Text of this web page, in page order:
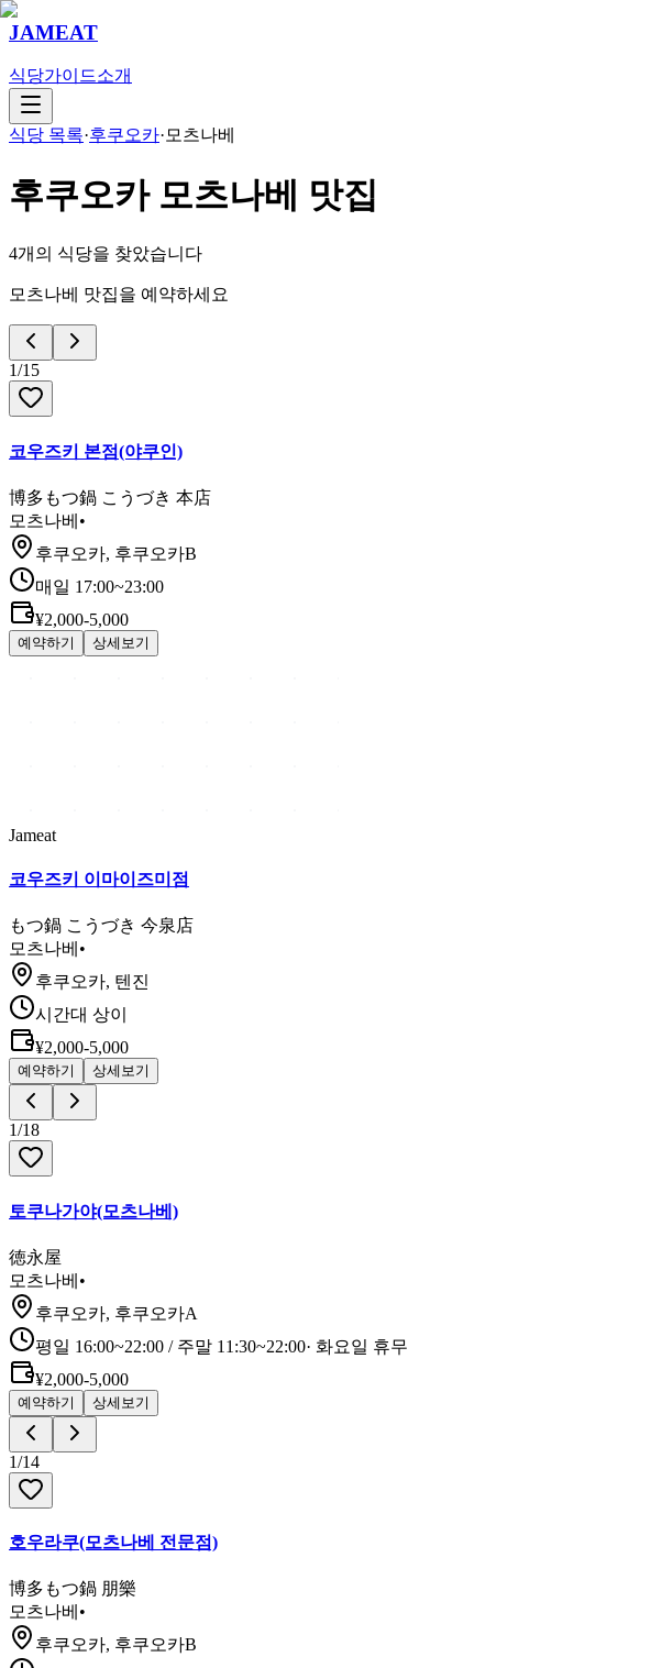
JAMEAT
식당가이드소개
식당 목록·후쿠오카·모츠나베
후쿠오카 모츠나베 맛집
4개의 식당을 찾았습니다
모츠나베 맛집을 예약하세요
1/15
코우즈키 본점(야쿠인)
博多もつ鍋 こうづき 本店
모츠나베 •
후쿠오카, 후쿠오카B
매일 17:00~23:00
¥2,000-5,000
예약하기 상세보기
Jameat
코우즈키 이마이즈미점
もつ鍋 こうづき 今泉店
모츠나베 •
후쿠오카, 텐진
시간대 상이
¥2,000-5,000
예약하기 상세보기
1/18
토쿠나가야(모츠나베)
徳永屋
모츠나베 •
후쿠오카, 후쿠오카A
평일 16:00~22:00 / 주말 11:30~22:00· 화요일 휴무
¥2,000-5,000
예약하기 상세보기
1/14
호우라쿠(모츠나베 전문점)
博多もつ鍋 朋樂
모츠나베 •
후쿠오카, 후쿠오카B